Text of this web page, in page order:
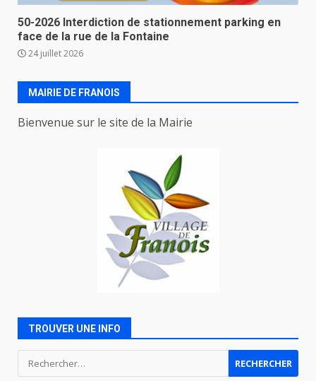
50-2026 Interdiction de stationnement parking en
face de la rue de la Fontaine
24 juillet 2026
MAIRIE DE FRANOIS
Bienvenue sur le site de la Mairie
TROUVER UNE INFO
Rechercher :